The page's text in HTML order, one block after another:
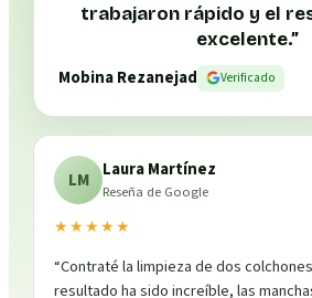
trabajaron rápido y el
excelente.”
Mobina Rezanejad
Verificado
LM Laura Martínez
Reseña de Google
★★★★★
“Contraté la limpieza de dos
resultado ha sido increíble, las